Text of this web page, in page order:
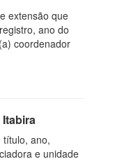
extensão que
ano do
coordenador
título, ano,
e unidade